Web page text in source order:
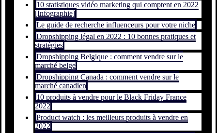
10 statistiques vidéo marketing qui comptent en 2022
[Infographie]
Le guide de recherche influenceurs pour votre niche
Dropshipping légal en 2022 : 10 bonnes pratiques et
stratégies
Dropshipping Belgique : comment vendre sur le
marché belge
Dropshipping Canada : comment vendre sur le
marché canadien
10 produits à vendre pour le Black Friday France
2022
Product watch : les meilleurs produits à vendre en
2022